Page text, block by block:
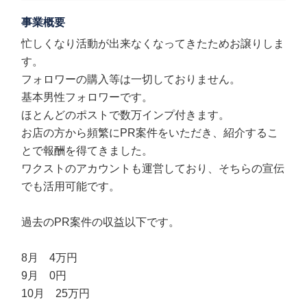
事業概要
忙しくなり活動が出来なくなってきたためお譲りしま
す。
フォロワーの購入等は一切しておりません。
基本男性フォロワーです。
ほとんどのポストで数万インプ付きます。
お店の方から頻繁にPR案件をいただき、紹介するこ
とで報酬を得てきました。
ワクストのアカウントも運営しており、そちらの宣伝
でも活用可能です。
過去のPR案件の収益以下です。
8月 4万円
9月 0円
10月 25万円